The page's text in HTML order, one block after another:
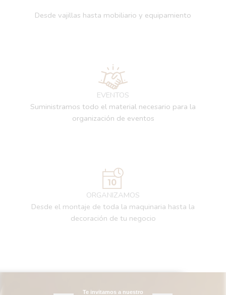
Desde vajillas hasta mobiliario y equipamiento
EVENTOS
Suministramos todo el material necesario para la
organización de eventos
ORGANIZAMOS
Desde el montaje de toda la maquinaria hasta la
decoración de tu negocio
Te invitamos a nuestro